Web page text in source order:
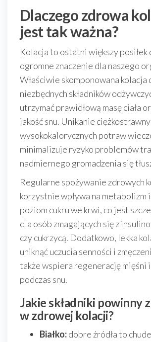
Dlaczego zdrowa
jest tak ważna?
Kolacja to ostatni większy posiłek
ogromne znaczenie dla naszego
Właściwie skomponowana kolacja
niezbędnych składników
utrzymać prawidłową masę ciała
jakość snu. Unikanie
wysokokalorycznych potraw
minimalizuje ryzyko problemów
nadmiernego gromadzenia się
Regularne spożywanie zdrowych
korzystnie wpływa na metabolizm
poziom cukru we krwi, co jest
dla osób zmagających się z
czy cukrzycą. Dodatkowo, lekka
uniknąć uczucia senności i
także wspiera regenerację mięśni
podczas snu.
Jakie składniki powinny
w zdrowej kolacji?
Białko:dobre źródła to